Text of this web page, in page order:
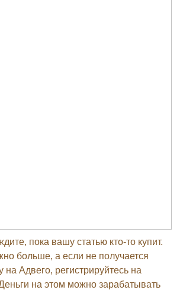
пока вашу статью кто-то купит.
больше, а если не получается
на Адвего, регистрируйтесь на
на этом можно зарабатывать